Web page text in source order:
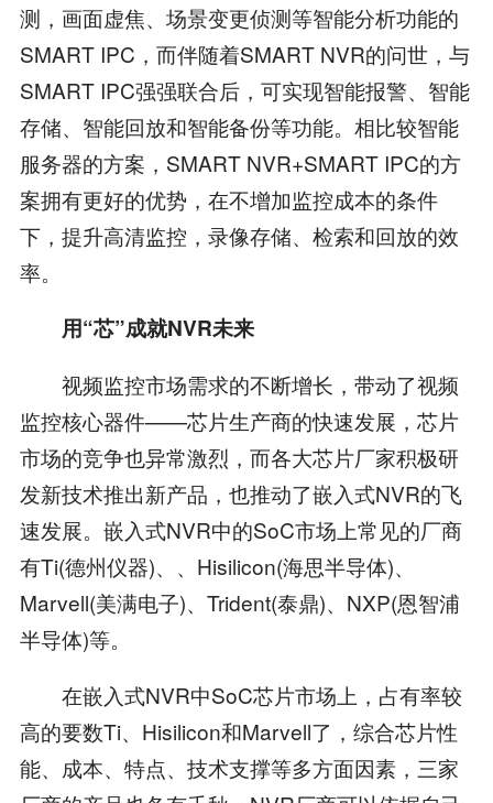
测，画面虚焦、场景变更侦测等智能分析功能的
SMART IPC，而伴随着SMART NVR的问世，与
SMART IPC强强联合后，可实现智能报警、智能
存储、智能回放和智能备份等功能。相比较智能
服务器的方案，SMART NVR+SMART IPC的方
案拥有更好的优势，在不增加监控成本的条件
下，提升高清监控，录像存储、检索和回放的效
率。
用“芯”成就NVR未来
视频监控市场需求的不断增长，带动了视频
监控核心器件——芯片生产商的快速发展，芯片
市场的竞争也异常激烈，而各大芯片厂家积极研
发新技术推出新产品，也推动了嵌入式NVR的飞
速发展。嵌入式NVR中的SoC市场上常见的厂商
有Ti(德州仪器)、、Hisilicon(海思半导体)、
Marvell(美满电子)、Trident(泰鼎)、NXP(恩智浦
半导体)等。
在嵌入式NVR中SoC芯片市场上，占有率较
高的要数Ti、Hisilicon和Marvell了，综合芯片性
能、成本、特点、技术支撑等多方面因素，三家